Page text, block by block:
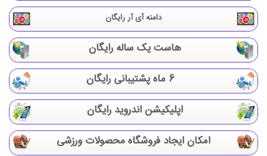
دامنه آی آر رایگان
هاست یک ساله رایگان
اپلیکیشن اندروید رایگان
امکان ایجاد فروشگاه محصولات ورزشی